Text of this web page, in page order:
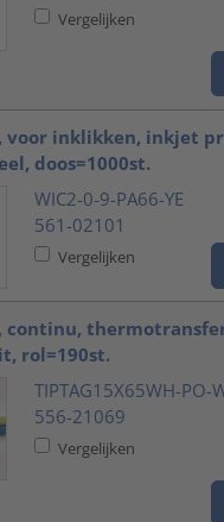
Vergelijken
voor inklikken, inkjet
doos=1000st.
WIC2-0-9-PA66-YE
561-02101
Vergelijken
continu,
rol=190st.
TIPTAG15X65WH-PO-
556-21069
Vergelijken